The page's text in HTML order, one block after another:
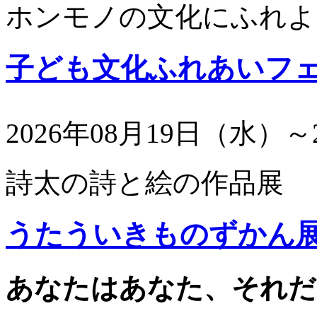
ホンモノの文化にふれ
子ども文化ふれあいフ
2026年08月19日（水）
詩太の詩と絵の作品展
うたういきものずかん
あなたはあなた、それ